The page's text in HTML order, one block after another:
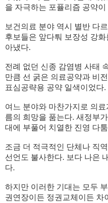
을 자극하는 포퓰리즘 공약이
보건의료 분야 역시 별반 다
후보들은 앞다퉈 보장성 강
아냈다.
전례 없던 신종 감염병 사태
만큼 선 굵은 의료공약과 비
표심공략용 공약 일색이었다.
여느 분야와 마찬가지로 의
름의 희망을 품는다. 새정부
대에 부풀어 치열한 진영 다
조금 더 적극적인 단체나 직
선언도 불사한다. 보다 나은
다.
하지만 이러한 기대는 모두
권연장이든 정권교체이든 차